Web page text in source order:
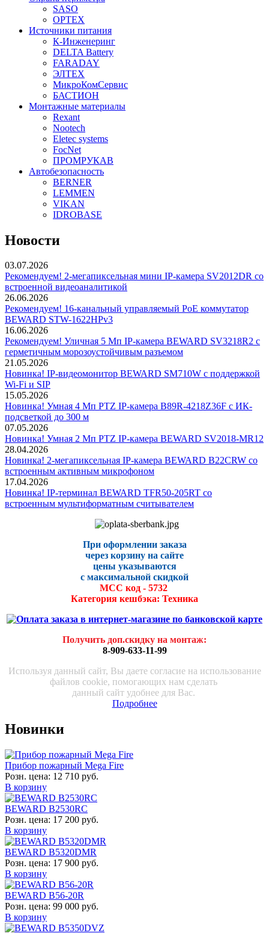
SASO
OPTEX
Источники питания
К-Инженеринг
DELTA Battery
FARADAY
ЭЛТЕХ
МикроКомСервис
БАСТИОН
Монтажные материалы
Rexant
Nootech
Eletec systems
FocNet
ПРОМРУКАВ
Автобезопасность
BERNER
LEMMEN
VIKAN
IDROBASE
Новости
03.07.2026
Рекомендуем! 2-мегапиксельная мини IP-камера SV2012DR со
встроенной видеоаналитикой
26.06.2026
Рекомендуем! 16-канальный управляемый PoE коммутатор
BEWARD STW-1622HPv3
16.06.2026
Рекомендуем! Уличная 5 Мп IP-камера BEWARD SV3218R2 с
герметичным морозоустойчивым разъемом
21.05.2026
Новинка! IP-видеомонитор BEWARD SM710W с поддержкой
Wi-Fi и SIP
15.05.2026
Новинка! Умная 4 Мп PTZ IP-камера B89R-4218Z36F с ИК-
подсветкой до 300 м
07.05.2026
Новинка! Умная 2 Мп PTZ IP-камера BEWARD SV2018-MR12
28.04.2026
Новинка! 2-мегапиксельная IP-камера BEWARD B22CRW со
встроенным активным микрофоном
17.04.2026
Новинка! IP-терминал BEWARD TFR50-205RT со
встроенным мультиформатным считывателем
При оформлении заказа
через корзину на сайте
цены указываются
с максимальной скидкой
МСС код - 5732
Категория кешбэка: Техника
Получить доп.скидку на монтаж:
8-909-633-11-99
Используя данный сайт, Вы даете согласие на использование
файлов cookie, помогающих нам сделать
данный сайт удобнее для Вас.
Подробнее
Новинки
Прибор пожарный Mega Fire
Розн. цена: 12 710 руб.
В корзину
BEWARD B2530RC
Розн. цена: 17 200 руб.
В корзину
BEWARD B5320DMR
Розн. цена: 17 900 руб.
В корзину
BEWARD B56-20R
Розн. цена: 99 000 руб.
В корзину